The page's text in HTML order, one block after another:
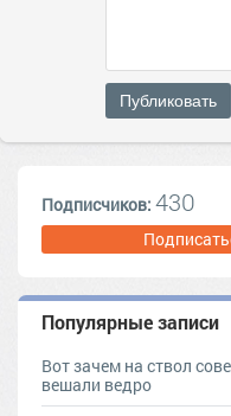
Публиковать
Подписчиков: 430
Популярные записи
Вот зачем на ствол
вешали ведро